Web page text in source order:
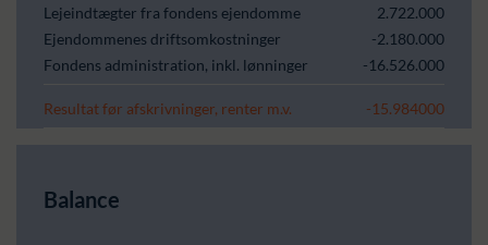
Lejeindtægter fra fondens ejendomme
2.722.000
Ejendommenes driftsomkostninger
-2.180.000
Fondens administration, inkl. lønninger
-16.526.000
Resultat før afskrivninger, renter m.v. -15.984000
Balance